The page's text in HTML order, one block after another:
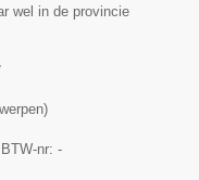
wel in de provincie
)
nr: -